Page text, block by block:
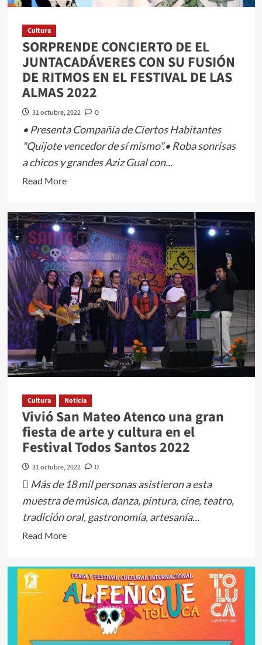
EDOMÉX
Cultura
SORPRENDE CONCIERTO DE EL
JUNTACADÁVERES CON SU FUSIÓN
DE RITMOS EN EL FESTIVAL DE LAS
ALMAS 2022
31 octubre, 2022 0
• Presenta Compañía de Ciertos Habitantes
"Quijote vencedor de sí mismo".• Roba sonrisas
a chicos y grandes Aziz Gual con...
Read MoreRead
about
SORPRENDE
CONCIERTO
DE
EL
JUNTACADÁVERES
CON
SU
FUSIÓN
DE
RITMOS
EN
FESTIVAL
DE
LAS
ALMAS
Cultura Noticia
Vivió San Mateo Atenco una gran
fiesta de arte y cultura en el
Festival Todos Santos 2022
31 octubre, 2022 0
 Más de 18 mil personas asistieron a esta
muestra de música, danza, pintura, cine, teatro,
tradición oral, gastronomía, artesanía...
Read MoreRead
Vivió
San
Mateo
Atenco